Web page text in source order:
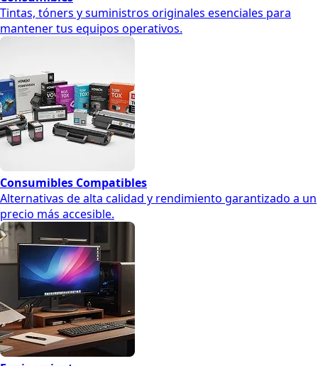
Tintas, tóners y suministros originales esenciales para
mantener tus equipos operativos.
Consumibles Compatibles
Alternativas de alta calidad y rendimiento garantizado a un
precio más accesible.